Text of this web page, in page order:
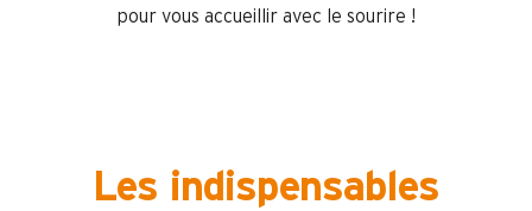
pour vous accueillir avec le sourire !
Les indispensables